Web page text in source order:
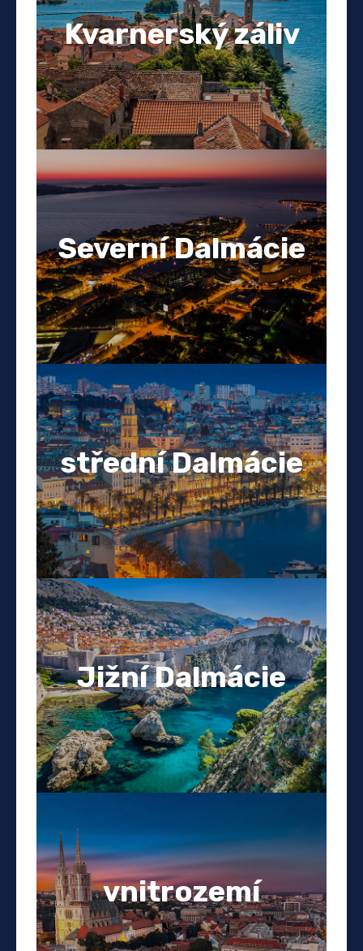
Kvarnerský záliv
Severní Dalmácie
střední Dalmácie
Jižní Dalmácie
vnitrozemí